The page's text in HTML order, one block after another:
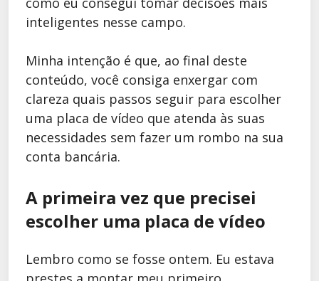
inteligentes nesse campo.
Minha intenção é que, ao final deste
conteúdo, você consiga enxergar com
clareza quais passos seguir para escolher
uma placa de vídeo que atenda às suas
necessidades sem fazer um rombo na sua
conta bancária.
A primeira vez que precisei
escolher uma placa de vídeo
Lembro como se fosse ontem. Eu estava